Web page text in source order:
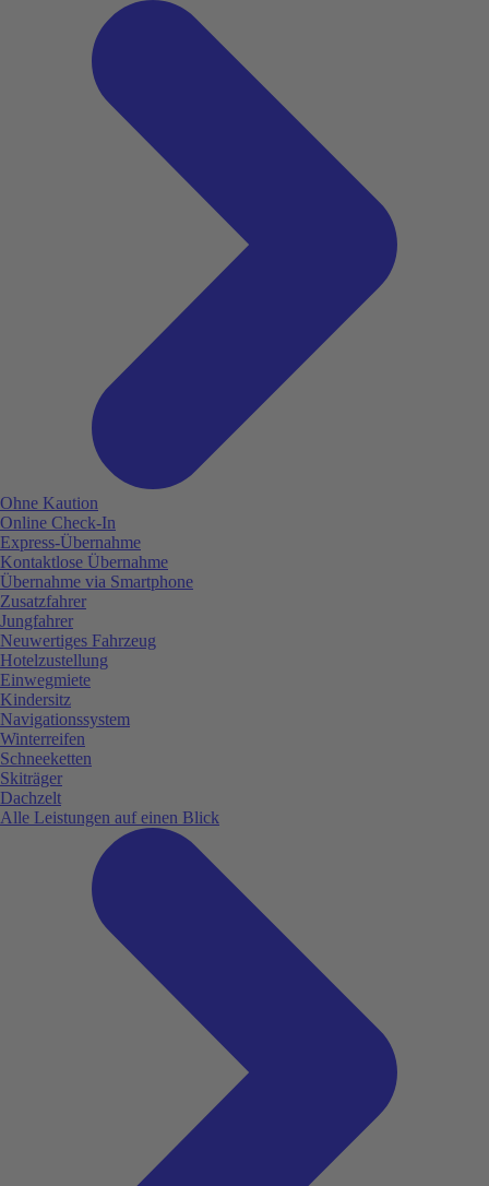
Ohne Kaution
Online Check-In
Express-Übernahme
Kontaktlose Übernahme
Übernahme via Smartphone
Zusatzfahrer
Jungfahrer
Neuwertiges Fahrzeug
Hotelzustellung
Einwegmiete
Kindersitz
Navigationssystem
Winterreifen
Schneeketten
Skiträger
Dachzelt
Alle Leistungen auf einen Blick